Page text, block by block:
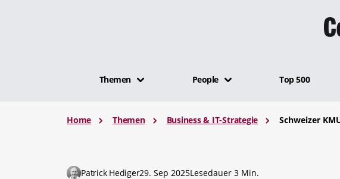
Themen People Top 500
Home Themen Business & IT-Strategie Schweizer
Patrick Hediger29. Sep 2025Lesedauer 3 Min.